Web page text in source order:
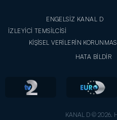
ENGELSİZ KANAL D
İZLEYİCİ TEMSİLCİSİ
KİŞİSEL VERİLERİN
HATA BİLDİR
KANAL D © 2026.